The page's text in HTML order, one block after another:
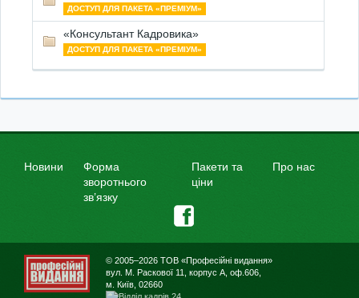
ДОСТУП ДЛЯ ПАКЕТА «ПРЕМІУМ»
«Консультант Кадровика»
ДОСТУП ДЛЯ ПАКЕТА «ПРЕМІУМ»
Новини
Форма
зворотнього
зв’язку
Пакети та
ціни
Про нас
© 2005–2026 ТОВ «Професійні видання»
вул. М. Раскової 11, корпус А, оф.606,
м. Київ, 02660